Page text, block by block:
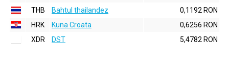
THB
Bahtul thailandez
0,1192 RON
HRK
Kuna Croata
0,6256 RON
XDR
DST 5,4782 RON